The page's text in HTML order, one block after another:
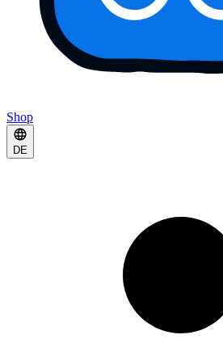
Shop
DE